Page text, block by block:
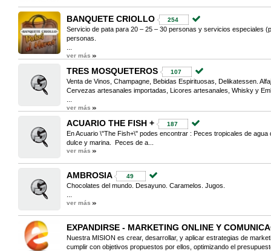
BANQUETE CRIOLLO 254
Servicio de pata para 20 – 25 – 30 personas y servicios especiales
personas.
ver más
TRES MOSQUETEROS 107
Venta de Vinos, Champagne, Bebidas Espirituosas, Delikatessen.
Cervezas artesanales importadas, Licores artesanales, Whisky y
ver más
ACUARIO THE FISH + 187
En Acuario \"The Fish+\" podes encontrar : Peces tropicales de
dulce y marina. Peces de a...
ver más
AMBROSIA 49
Chocolates del mundo. Desayuno. Caramelos. Jugos.
ver más
EXPANDIRSE - MARKETING ONLINE Y
Nuestra MISION es crear, desarrollar, y aplicar estrategias de
cumplir con objetivos propuestos por ellos, optimizando el